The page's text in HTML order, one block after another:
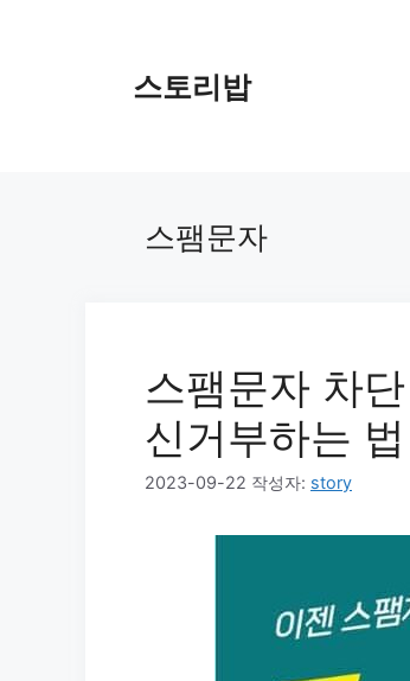
스토리밥
스팸문자
스팸문자 차
신거부하는 법
2023-09-22 작성자: story